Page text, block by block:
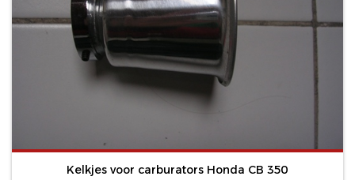
Kelkjes voor carburators Honda CB 350